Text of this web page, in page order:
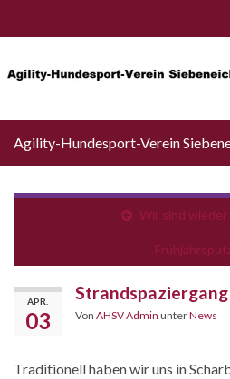
Agility-Hundesport-Verein
Wir sind
APR.
03
Strandspaziergang
Von AHSV Admin unterNews
Traditionell haben wir uns in